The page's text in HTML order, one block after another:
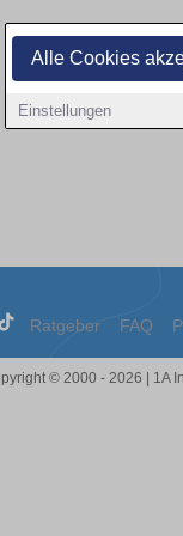
Alle Cookies
Einstellungen
Ratgeber FAQ
© 2000 - 2026 | 1A